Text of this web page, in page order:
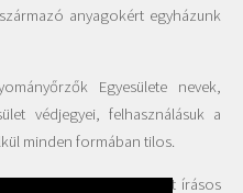
anyagokért egyházunk
Egyesülete nevek,
védjegyei, felhasználásuk a
minden formában tilos.
csak az Egyesület írásos